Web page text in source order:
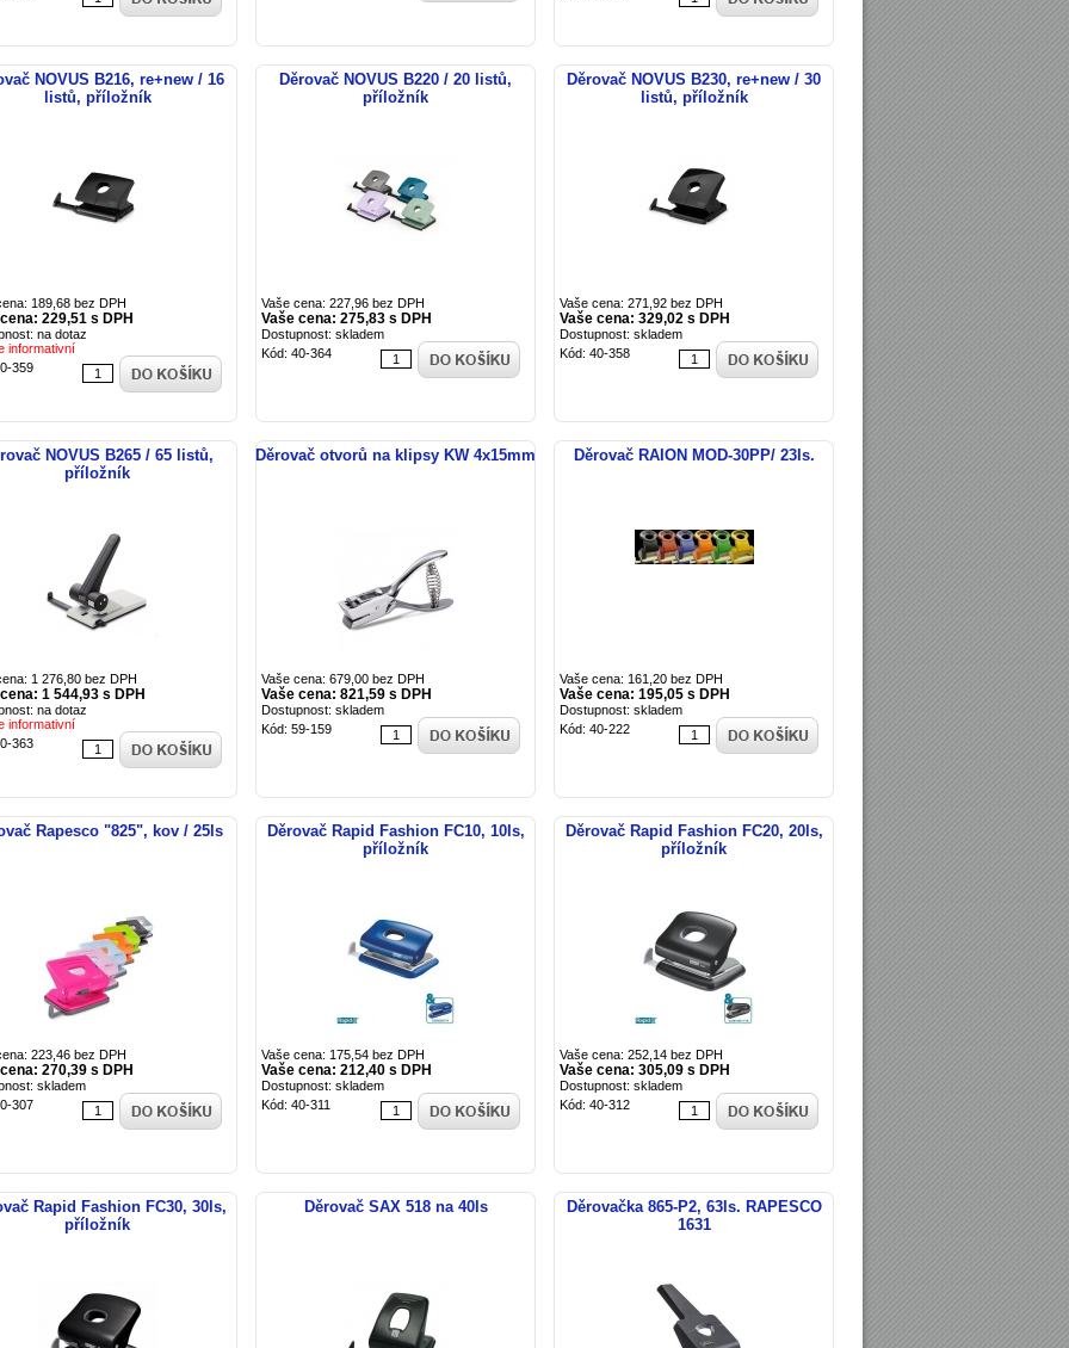
NOVUS B216, re+new / 16
listů, příložník
189,68 bez DPH
229,51 s DPH
na dotaz
informativní
359
Děrovač NOVUS B220 / 20 listů,
příložník
Vaše cena: 227,96 bez DPH
Vaše cena: 275,83 s DPH
Dostupnost: skladem
Kód: 40-364
Děrovač NOVUS B230, re+new / 30
listů, příložník
Vaše cena: 271,92 bez DPH
Vaše cena: 329,02 s DPH
Dostupnost: skladem
Kód: 40-358
NOVUS B265 / 65 listů,
příložník
1 276,80 bez DPH
1 544,93 s DPH
na dotaz
informativní
363
Děrovač otvorů na klipsy KW 4x15mm
Vaše cena: 679,00 bez DPH
Vaše cena: 821,59 s DPH
Dostupnost: skladem
Kód: 59-159
Děrovač RAION MOD-30PP/ 23ls.
Vaše cena: 161,20 bez DPH
Vaše cena: 195,05 s DPH
Dostupnost: skladem
Kód: 40-222
Rapesco "825", kov / 25ls
223,46 bez DPH
270,39 s DPH
skladem
307
Děrovač Rapid Fashion FC10, 10ls,
příložník
Vaše cena: 175,54 bez DPH
Vaše cena: 212,40 s DPH
Dostupnost: skladem
Kód: 40-311
Děrovač Rapid Fashion FC20, 20ls,
příložník
Vaše cena: 252,14 bez DPH
Vaše cena: 305,09 s DPH
Dostupnost: skladem
Kód: 40-312
Rapid Fashion FC30, 30ls,
příložník
Děrovač SAX 518 na 40ls
Děrovačka 865-P2, 63ls. RAPESCO
1631